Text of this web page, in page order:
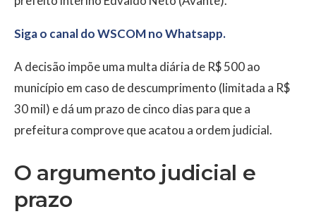
Siga o canal do WSCOM no Whatsapp.
A decisão impõe uma multa diária de R$ 500 ao
município em caso de descumprimento (limitada a R$
30 mil) e dá um prazo de cinco dias para que a
prefeitura comprove que acatou a ordem judicial.
O argumento judicial e
prazo